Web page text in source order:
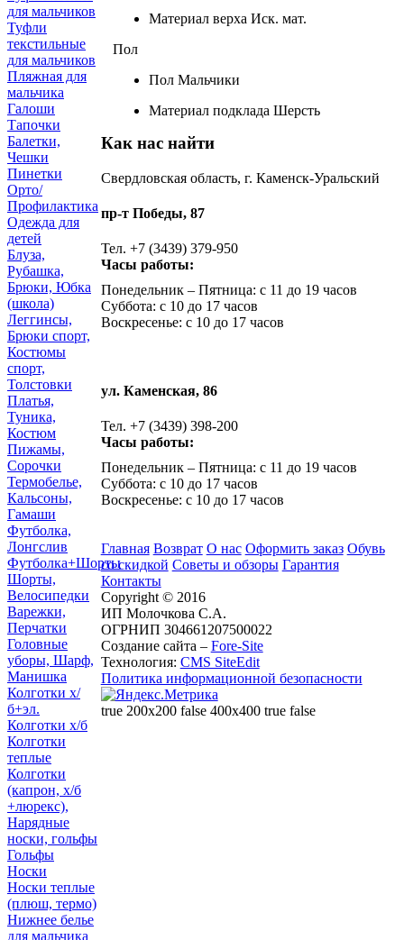
Материал верха Иск. мат.
Пол
Пол Мальчики
Материал подклада Шерсть
для мальчиков
Туфли
текстильные
для мальчиков
Пляжная для
мальчика
Галоши
Тапочки
Балетки,
Чешки
Пинетки
Орто/
Профилактика
Одежда для
детей
Блуза,
Рубашка,
Брюки, Юбка
(школа)
Леггинсы,
Брюки спорт,
Костюмы
спорт,
Толстовки
Платья,
Туника,
Костюм
Пижамы,
Сорочки
Термобелье,
Кальсоны,
Гамаши
Футболка,
Лонгслив
Футболка+Шорты
Шорты,
Велосипедки
Варежки,
Перчатки
Головные
уборы, Шарф,
Манишка
Колготки х/
б+эл.
Колготки х/б
Колготки
теплые
Колготки
(капрон, х/б
+люрекс),
Нарядные
носки, гольфы
Гольфы
Носки
Носки теплые
(плюш, термо)
Нижнее белье
для мальчика
Как нас найти
Свердловская область, г. Каменск-Уральский
пр-т Победы, 87
Тел. +7 (3439) 379-950
Часы работы:
Понедельник – Пятница: с 11 до 19 часов
Суббота: с 10 до 17 часов
Воскресенье: с 10 до 17 часов
ул. Каменская, 86
Тел. +7 (3439) 398-200
Часы работы:
Понедельник – Пятница: с 11 до 19 часов
Суббота: с 10 до 17 часов
Воскресенье: с 10 до 17 часов
Главная Возврат О нас Оформить заказ Обувь
со скидкой Советы и обзоры Гарантия
Контакты
Copyright © 2016
ИП Молочкова С.А.
ОГРНИП 304661207500022
Создание сайта – Fore-Site
Технология: CMS SiteEdit
Политика информационной безопасности
true 200x200 false 400x400 true false